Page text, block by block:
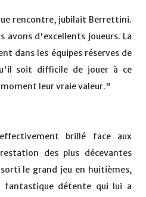
rencontre, jubilait Berrettini.
avons d'excellents joueurs. La
dans les équipes réserves de
soit difficile de jouer à ce
leur vraie valeur."
brillé face aux
des plus décevantes
le grand jeu en huitièmes,
fantastique détente qui lui a